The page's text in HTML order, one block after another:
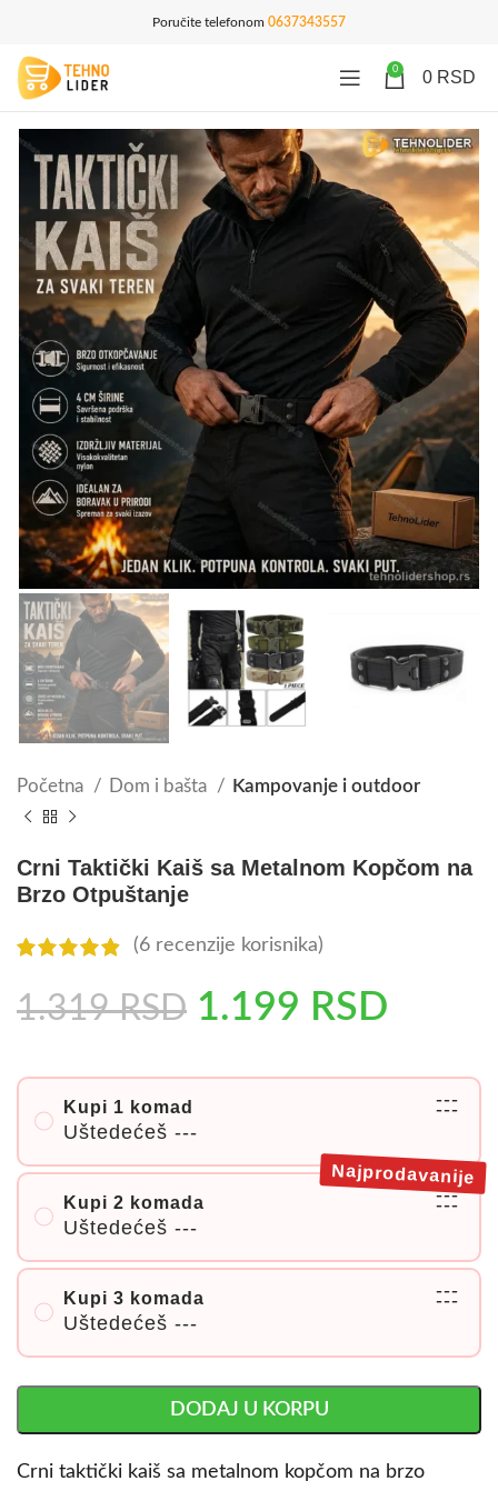
Poručite telefonom 0637343557
0 0 RSD
Početna Dom i bašta Kampovanje i outdoor
Crni Taktički Kaiš sa Metalnom Kopčom na
Brzo Otpuštanje
(6 recenzije korisnika)
1.319RSD 1.199 RSD
Kupi 1 komad
Uštedećeš ---
---
---
Kupi 2 komada
Uštedećeš ---
---
---
Najprodavanije
Kupi 3 komada
Uštedećeš ---
---
---
DODAJ U KORPU
Crni taktički kaiš sa metalnom kopčom na brzo